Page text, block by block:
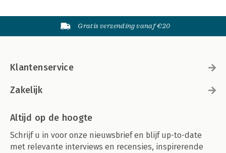
Gratis verzending vanaf €20
Klantenservice
Zakelijk
Altijd op de hoogte
Schrijf u in voor onze nieuwsbrief en blijf up-to-date
met relevante interviews en recensies, inspirerende